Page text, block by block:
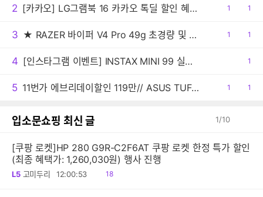
2 [카카오] LG그램북 16 카카오 톡딜 할인 혜택 16UD55U-GX5JK AI 노트북
공1
댓1
3 ★ RAZER 바이퍼 V4 Pro 49g 초경량 및 50K 센서 탑재한 플래그십 게이밍 마우스!!
공1
댓1
4 [인스타그램 이벤트] INSTAX MINI 99 실버 출시, 팔로우 이벤트 안내
공1
5 11번가 에브리데이할인 119만// ASUS TUF A16 FA607NUQ-RL010 Ryzen 7 170/DDR5 16GB/512GB/RTX4050
공1
댓1
입소문쇼핑 최신 글 1/10
[쿠팡 로켓]HP 280 G9R-C2F6AT 쿠팡 로켓 한정 특가 할인
(최종 혜택가: 1,260,030원) 행사 진행
L5 고미두리 12:00:53
읽
18